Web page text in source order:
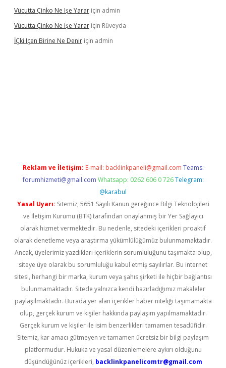
Vücutta Çinko Ne Işe Yarar için admin
Vücutta Çinko Ne Işe Yarar için Rüveyda
İÇki Içen Birine Ne Denir için admin
Reklam ve İletişim: E-mail: backlinkpaneli@gmail.com Teams:
forumhizmeti@gmail.com Whatsapp: 0262 606 0 726 Telegram:
@karabul
Yasal Uyarı: Sitemiz, 5651 Sayılı Kanun gereğince Bilgi Teknolojileri
ve İletişim Kurumu (BTK) tarafından onaylanmış bir Yer Sağlayıcı
olarak hizmet vermektedir. Bu nedenle, sitedeki içerikleri proaktif
olarak denetleme veya araştırma yükümlülüğümüz bulunmamaktadır.
Ancak, üyelerimiz yazdıkları içeriklerin sorumluluğunu taşımakta olup,
siteye üye olarak bu sorumluluğu kabul etmiş sayılırlar. Bu internet
sitesi, herhangi bir marka, kurum veya şahıs şirketi ile hiçbir bağlantısı
bulunmamaktadır. Sitede yalnızca kendi hazırladığımız makaleler
paylaşılmaktadır. Burada yer alan içerikler haber niteliği taşımamakta
olup, gerçek kurum ve kişiler hakkında paylaşım yapılmamaktadır.
Gerçek kurum ve kişiler ile isim benzerlikleri tamamen tesadüfidir.
Sitemiz, kar amacı gütmeyen ve tamamen ücretsiz bir bilgi paylaşım
platformudur. Hukuka ve yasal düzenlemelere aykırı olduğunu
düşündüğünüz içerikleri, backlinkpanelicomtr@gmail.com